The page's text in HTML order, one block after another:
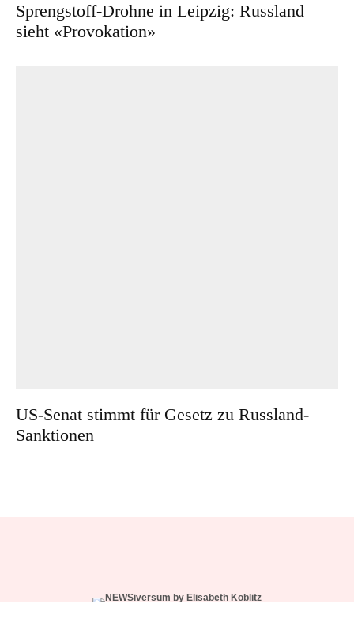
Sprengstoff-Drohne in Leipzig: Russland
sieht «Provokation»
US-Senat stimmt für Gesetz zu Russland-
Sanktionen